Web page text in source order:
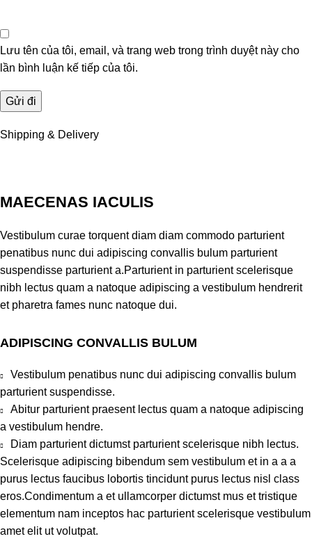
Lưu tên của tôi, email, và trang web trong trình duyệt này cho
lần bình luận kế tiếp của tôi.
Shipping & Delivery
MAECENAS IACULIS
Vestibulum curae torquent diam diam commodo parturient
penatibus nunc dui adipiscing convallis bulum parturient
suspendisse parturient a.Parturient in parturient scelerisque
nibh lectus quam a natoque adipiscing a vestibulum hendrerit
et pharetra fames nunc natoque dui.
ADIPISCING CONVALLIS BULUM
Vestibulum penatibus nunc dui adipiscing convallis bulum
parturient suspendisse.
Abitur parturient praesent lectus quam a natoque adipiscing
a vestibulum hendre.
Diam parturient dictumst parturient scelerisque nibh lectus.
Scelerisque adipiscing bibendum sem vestibulum et in a a a
purus lectus faucibus lobortis tincidunt purus lectus nisl class
eros.Condimentum a et ullamcorper dictumst mus et tristique
elementum nam inceptos hac parturient scelerisque vestibulum
amet elit ut volutpat.